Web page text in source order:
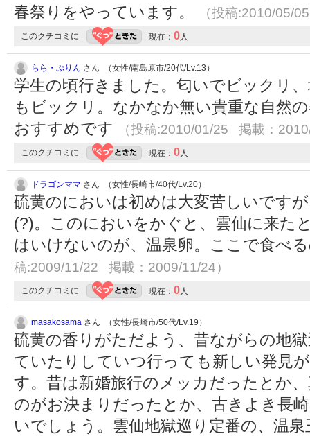
春祭りをやっています。
（投稿:2010/05/
このクチコミに 現在： 0人
らら・ぷりん さん （女性/南島原市/20代/Lv.13）
学生の頃行きました。匂いでビックリ
もビックリ。なかなか無い貴重な自然
おすすめです
（投稿:2010/01/25 掲載：
このクチコミに 現在： 0人
ドラゴンママ さん （女性/長崎市/40代/Lv.20）
硫黄のにおいは初めは大変苦しいです
(?)。このにおいをかぐと、雲仙に来た
はいけないのが、温泉卵。ここで食べ
稿:2009/11/22 掲載：2009/11/24）
このクチコミに 現在： 0人
masakosama さん （女性/長崎市/50代/Lv.19）
硫黄の香りがただよう、昔ながらの地
ていたりしていつ行っても新しい発見
す。昔は新婚旅行のメッカだったとか
のがお決まりだったとか、古きよき長
いでしょう。雲仙地獄巡り定番の、温